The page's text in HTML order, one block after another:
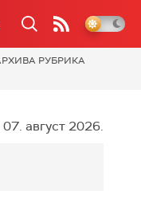
РУБРИКА
07. август 2026.